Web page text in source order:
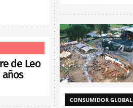
de Leo
años
CONSUMIDOR GLOBAL